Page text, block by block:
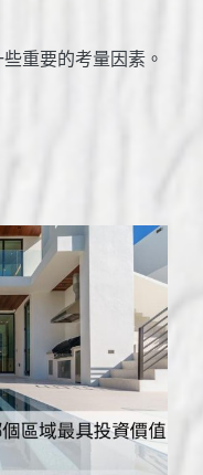
重要的考量因素。